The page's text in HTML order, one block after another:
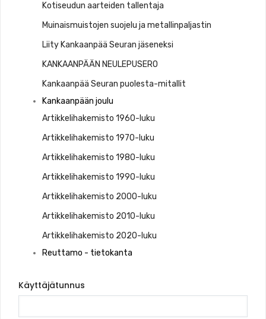
Kotiseudun aarteiden tallentaja
Muinaismuistojen suojelu ja metallinpaljastin
Liity Kankaanpää Seuran jäseneksi
KANKAANPÄÄN NEULEPUSERO
Kankaanpää Seuran puolesta-mitallit
Kankaanpään joulu
Artikkelihakemisto 1960-luku
Artikkelihakemisto 1970-luku
Artikkelihakemisto 1980-luku
Artikkelihakemisto 1990-luku
Artikkelihakemisto 2000-luku
Artikkelihakemisto 2010-luku
Artikkelihakemisto 2020-luku
Reuttamo - tietokanta
Käyttäjätunnus